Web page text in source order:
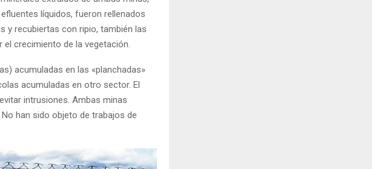
líquidos, fueron rellenados
y recubiertas con ripio, también las
crecimiento de la vegetación.
acumuladas en las «planchadas»
acumuladas en otro sector. El
intrusiones. Ambas minas
han sido objeto de trabajos de